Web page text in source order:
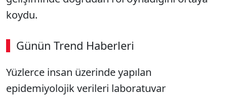
koydu.
Günün Trend Haberleri
Yüzlerce insan üzerinde yapılan
epidemiyolojik verileri laboratuvar